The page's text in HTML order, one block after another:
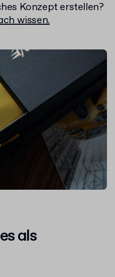
Konzept erstellen?
wissen.
als